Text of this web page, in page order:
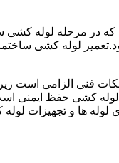
که در مرحله لوله کشی
لوله کشی
فنی الزامی است
لوله کشی حفظ ایمنی
لوله ها و تجهیزات